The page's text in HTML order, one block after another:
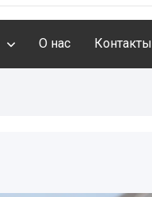
О нас Контакты